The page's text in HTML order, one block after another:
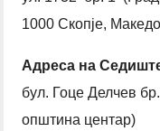
1000 Скопје,
Адреса на
бул. Гоце Делчев
општина центар)